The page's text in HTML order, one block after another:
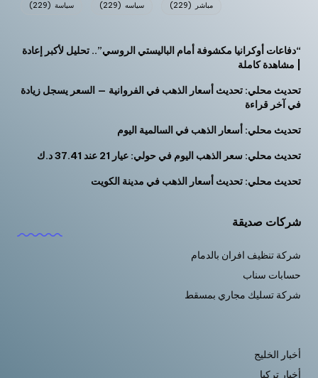
سياسة (229) سياسه (229) مباشر (229)
“دفاعات أوكرانيا مكشوفة أمام الباليستي الروسي”.. تحليل لأكبر إعادة
| مشاهدة كاملة
تحديث محلي: تحديث أسعار الذهب في الفروانية — السعر يسجل زيادة
في آخر قراءة
تحديث محلي: أسعار الذهب في السالمية اليوم
تحديث محلي: سعر الذهب اليوم في حولي: عيار 21 عند 37.41 د.ك
تحديث محلي: تحديث أسعار الذهب في مدينة الكويت
شركات صديقة
شركة تنظيف افران بالدمام
حسابات سناب
شركة تسليك مجاري بمسقط
أخبار الخليج
أخبار تركيا